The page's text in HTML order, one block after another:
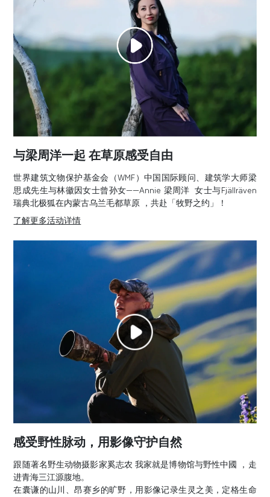
与梁周洋一起 在草原感受自由
世界建筑文物保护基金会（WMF）中国国际顾问、建筑学大师梁
思成先生与林徽因女士曾孙女—— Annie 梁周洋 女士与Fjällräven
瑞典北极狐 在内蒙古乌兰毛都草原 ，共赴「牧野之约」！
了解更多活动详情
感受野性脉动，用影像守护自然
跟随著名野生动物摄影家奚志农 我家就是博物馆与野性中國 ，走
进青海三江源腹地。
在囊谦的山川、昂赛乡的旷野，用影像记录生灵之美，定格生命